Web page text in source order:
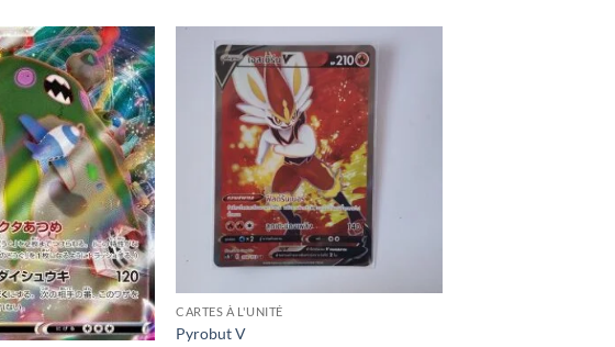
Add to
wishlist
CARTES À L'UNITÉ
Pyrobut V